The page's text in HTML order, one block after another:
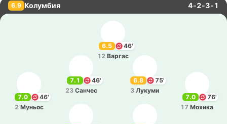
6.9 Колумбия 4-2-3-1
6.5
46'
12 Варгас
7.0
46'
2 Муньос
7.1
46'
23 Санчес
6.8
75'
3 Лукуми
7.0
76'
17 Мохика